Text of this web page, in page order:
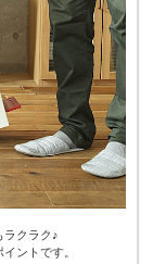
ラクラク♪
ントです。